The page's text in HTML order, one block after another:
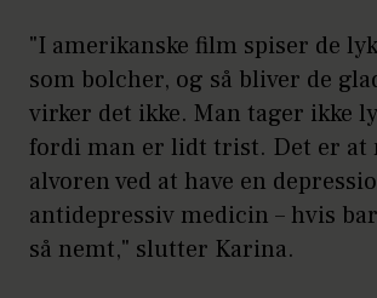
"I amerikanske film spiser de
som bolcher, og så bliver de
virker det ikke. Man tager ikke
fordi man er lidt trist. Det er at
alvoren ved at have en
antidepressiv medicin – hvis
så nemt," slutter Karina.